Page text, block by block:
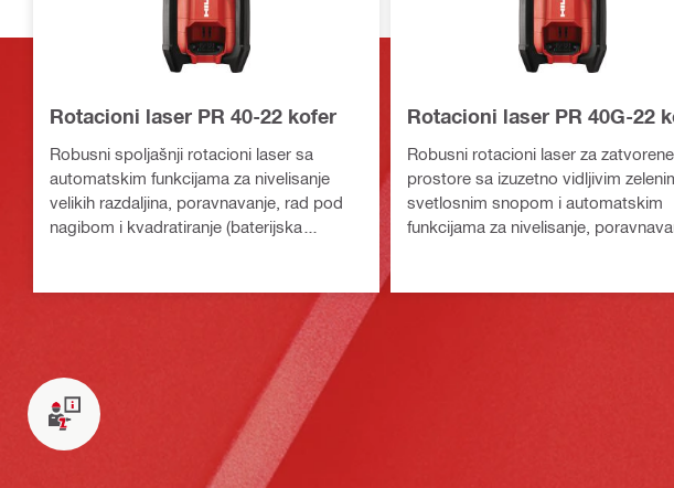
Rotacioni laser PR 40-22 kofer
Robusni spoljašnji rotacioni laser sa
automatskim funkcijama za nivelisanje
velikih razdaljina, poravnavanje, rad pod
nagibom i kvadratiranje (baterijska
Rotacioni laser PR 40G-22
Robusni rotacioni laser za zatvorene
prostore sa izuzetno vidljivim
svetlosnim snopom i automatskim
funkcijama za nivelisanje,